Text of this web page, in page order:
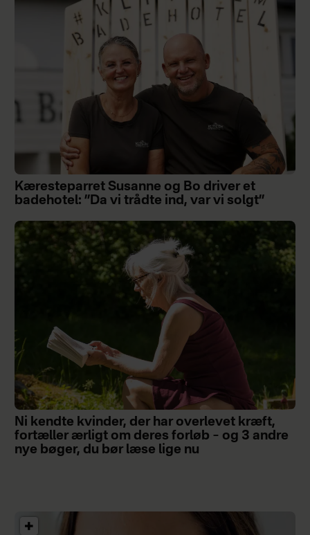
Kæresteparret Susanne og Bo driver et
badehotel: ”Da vi trådte ind, var vi solgt”
Ni kendte kvinder, der har overlevet kræft,
fortæller ærligt om deres forløb – og 3 andre
nye bøger, du bør læse lige nu